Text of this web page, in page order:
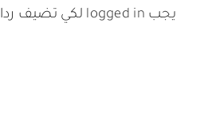
يجب logged in لكي تضيف ردا.